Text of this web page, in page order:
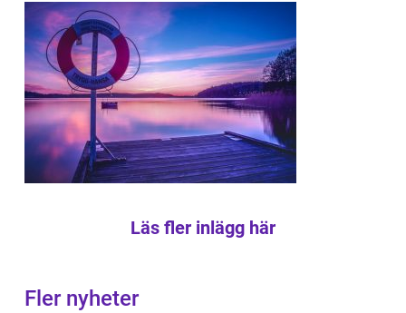
Läs fler inlägg här
Fler nyheter